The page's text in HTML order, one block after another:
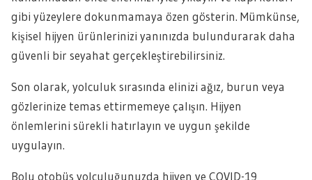
gibi yüzeylere dokunmamaya özen gösterin. Mümkünse,
kişisel hijyen ürünlerinizi yanınızda bulundurarak daha
güvenli bir seyahat gerçekleştirebilirsiniz.
Son olarak, yolculuk sırasında elinizi ağız, burun veya
gözlerinize temas ettirmemeye çalışın. Hijyen
önlemlerini sürekli hatırlayın ve uygun şekilde
uygulayın.
Bolu otobüs yolculuğunuzda hijyen ve COVID-19